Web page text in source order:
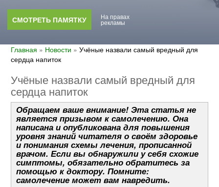
СМОТРЕТЬ ПАМЯТКУ На правах
рекламы
Главная » Новости » Учёные назвали самый вредный для
сердца напиток
Учёные назвали самый вредный для
сердца напиток
Обращаем ваше внимание! Эта статья не
является призывом к самолечению. Она
написана и опубликована для повышения
уровня знаний читателя о своём здоровье
и понимания схемы лечения, прописанной
врачом. Если вы обнаружили у себя схожие
симптомы, обязательно обратитесь за
помощью к доктору. Помните:
самолечение может вам навредить.